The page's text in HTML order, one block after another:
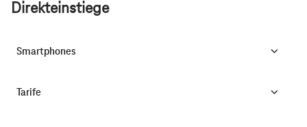
Direkteinstiege
Smartphones
Tarife